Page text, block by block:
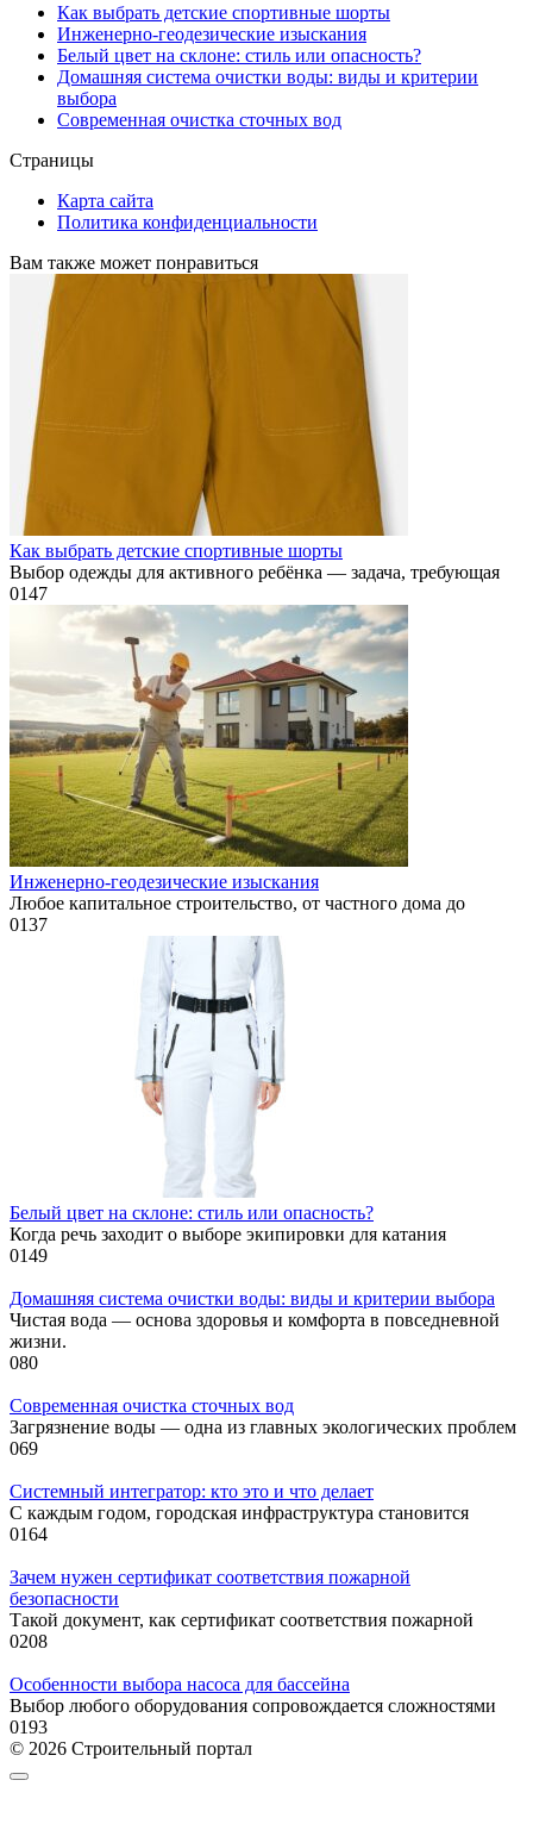
Как выбрать детские спортивные шорты
Инженерно-геодезические изыскания
Белый цвет на склоне: стиль или опасность?
Домашняя система очистки воды: виды и критерии
выбора
Современная очистка сточных вод
Страницы
Карта сайта
Политика конфиденциальности
Вам также может понравиться
Как выбрать детские спортивные шорты
Выбор одежды для активного ребёнка — задача, требующая
0147
Инженерно-геодезические изыскания
Любое капитальное строительство, от частного дома до
0137
Белый цвет на склоне: стиль или опасность?
Когда речь заходит о выборе экипировки для катания
0149
Домашняя система очистки воды: виды и критерии выбора
Чистая вода — основа здоровья и комфорта в повседневной
жизни.
080
Современная очистка сточных вод
Загрязнение воды — одна из главных экологических проблем
069
Системный интегратор: кто это и что делает
С каждым годом, городская инфраструктура становится
0164
Зачем нужен сертификат соответствия пожарной
безопасности
Такой документ, как сертификат соответствия пожарной
0208
Особенности выбора насоса для бассейна
Выбор любого оборудования сопровождается сложностями
0193
© 2026 Строительный портал